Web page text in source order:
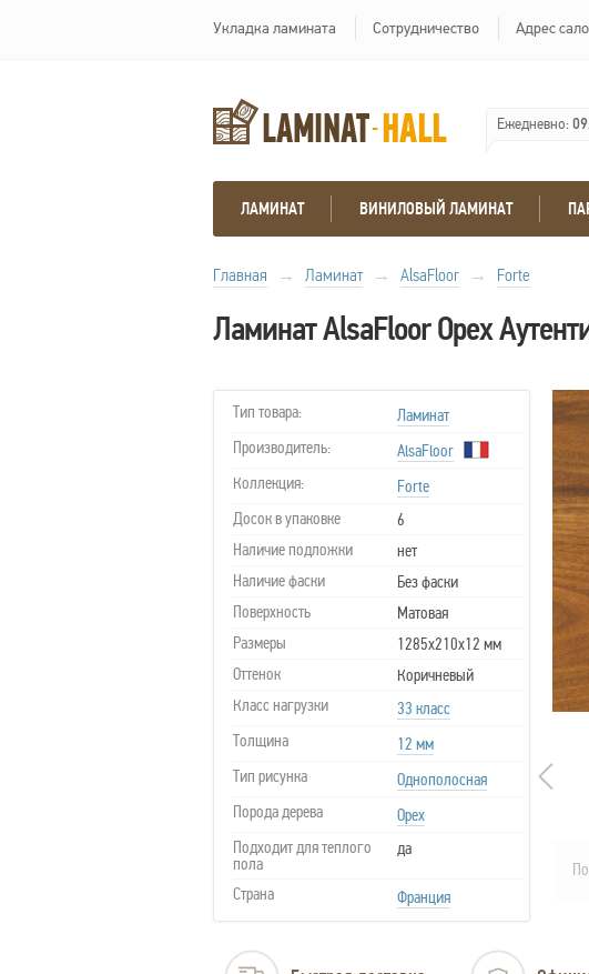
Укладка ламината Сотрудничество Адрес
Ежедневно:
ЛАМИНАТ ВИНИЛОВЫЙ ЛАМИНАТ
Главная → Ламинат → AlsaFloor → Forte
Ламинат AlsaFloor Орех
Тип товара:
Ламинат
Производитель:
AlsaFloor
Коллекция:
Forte
Досок в упаковке
6
Наличие подложки
нет
Наличие фаски
Без фаски
Поверхность
Матовая
Размеры
1285х210х12 мм
Оттенок
Коричневый
Класс нагрузки
33 класс
Толщина
12 мм
Тип рисунка
Однополосная
Порода дерева
Орех
Подходит для теплого
пола
да
Страна Франция